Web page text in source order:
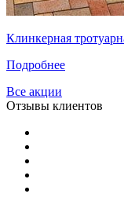
Клинкерная
Подробнее
Все акции
Отзывы клиентов